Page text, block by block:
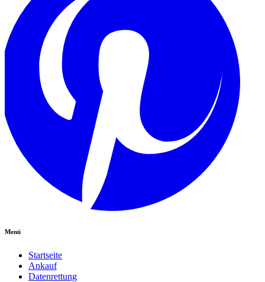
Menü
Startseite
Ankauf
Datenrettung